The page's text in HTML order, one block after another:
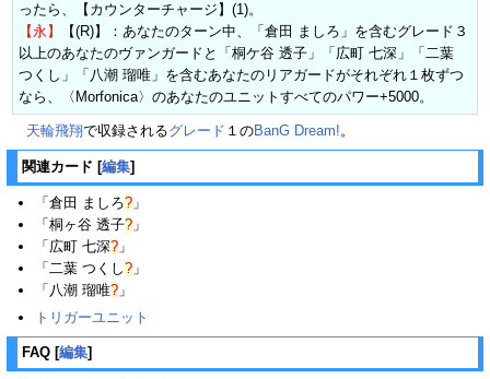
ったら、【カウンターチャージ】(1)。
【永】
【(R)】：あなたのターン中、「倉田 ましろ」を含むグレード３
以上のあなたのヴァンガードと「桐ケ谷 透子」「広町 七深」「二葉
つくし」「八潮 瑠唯」を含むあなたのリアガードがそれぞれ１枚ずつ
なら、〈Morfonica〉のあなたのユニットすべてのパワー+5000。
天輪飛翔で収録されるグレード １のBanG Dream!。
関連カード [編集]
「 倉田 ましろ? 」
「 桐ヶ谷 透子? 」
「 広町 七深? 」
「 二葉 つくし? 」
「 八潮 瑠唯? 」
トリガーユニット
FAQ [編集]